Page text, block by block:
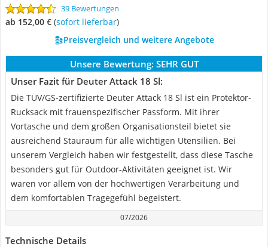
39 Bewertungen
ab 152,00 € ( Sofort lieferbar)
Preisvergleich und weitere Angebote
Unsere Bewertung: SEHR GUT
Unser Fazit für Deuter Attack 18 Sl:
Die TÜV/GS-zertifizierte Deuter Attack 18 Sl ist ein Protektor-
Rucksack mit frauenspezifischer Passform. Mit ihrer
Vortasche und dem großen Organisationsteil bietet sie
ausreichend Stauraum für alle wichtigen Utensilien. Bei
unserem Vergleich haben wir festgestellt, dass diese Tasche
besonders gut für Outdoor-Aktivitäten geeignet ist. Wir
waren vor allem von der hochwertigen Verarbeitung und
dem komfortablen Tragegefühl begeistert.
07/2026
Technische Details